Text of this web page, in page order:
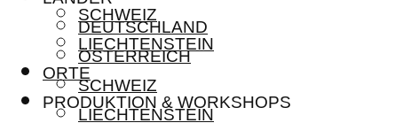
SCHWEIZ
LIECHTENSTEIN
ORTE
PRODUKTION & WORKSHOPS
DEUTSCHLAND
ÖSTERREICH
SCHWEIZ
LIECHTENSTEIN